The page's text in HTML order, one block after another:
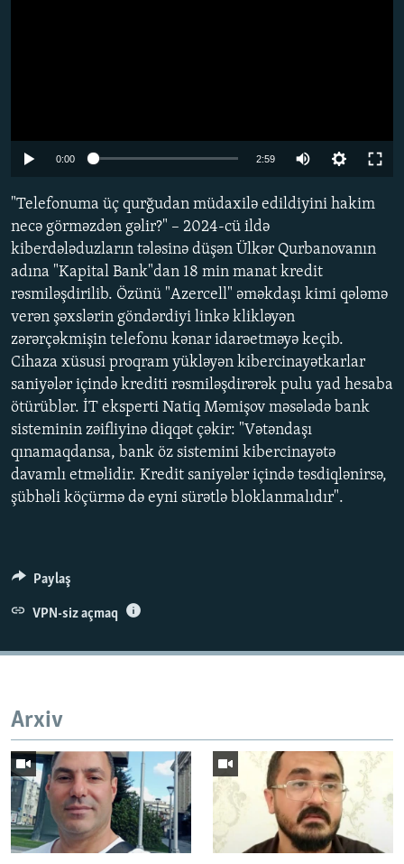
Auto 240p 360p 480p
0:00 2:59
480p
"Telefonuma üç qurğudan müdaxilə edildiyini hakim
necə görməzdən gəlir?" – 2024-cü ildə
kiberdələduzların tələsinə düşən Ülkər Qurbanovanın
adına "Kapital Bank"dan 18 min manat kredit
rəsmiləşdirilib. Özünü "Azercell" əməkdaşı kimi qələmə
verən şəxslərin göndərdiyi linkə klikləyən
zərərçəkmişin telefonu kənar idarəetməyə keçib.
Cihaza xüsusi proqram yükləyən kibercinayətkarlar
saniyələr içində krediti rəsmiləşdirərək pulu yad hesaba
ötürüblər. İT eksperti Natiq Məmişov məsələdə bank
sisteminin zəifliyinə diqqət çəkir: "Vətəndaşı
qınamaqdansa, bank öz sistemini kibercinayətə
davamlı etməlidir. Kredit saniyələr içində təsdiqlənirsə,
şübhəli köçürmə də eyni sürətlə bloklanmalıdır".
Paylaş
VPN-siz açmaq
Arxiv